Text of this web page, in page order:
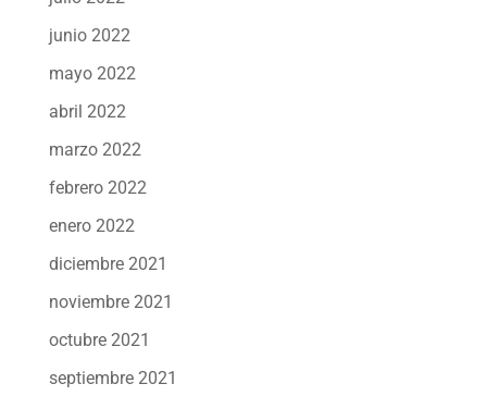
junio 2022
mayo 2022
abril 2022
marzo 2022
febrero 2022
enero 2022
diciembre 2021
noviembre 2021
octubre 2021
septiembre 2021